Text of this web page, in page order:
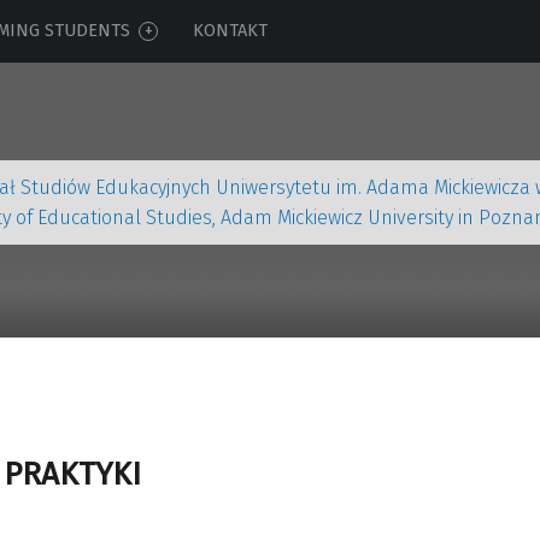
STUDENTS KONTAKT
Studiów Edukacyjnych Uniwersytetu im. Adama Mickiewicza
of Educational Studies, Adam Mickiewicz University in